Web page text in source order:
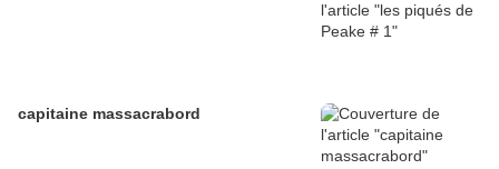
capitaine massacrabord